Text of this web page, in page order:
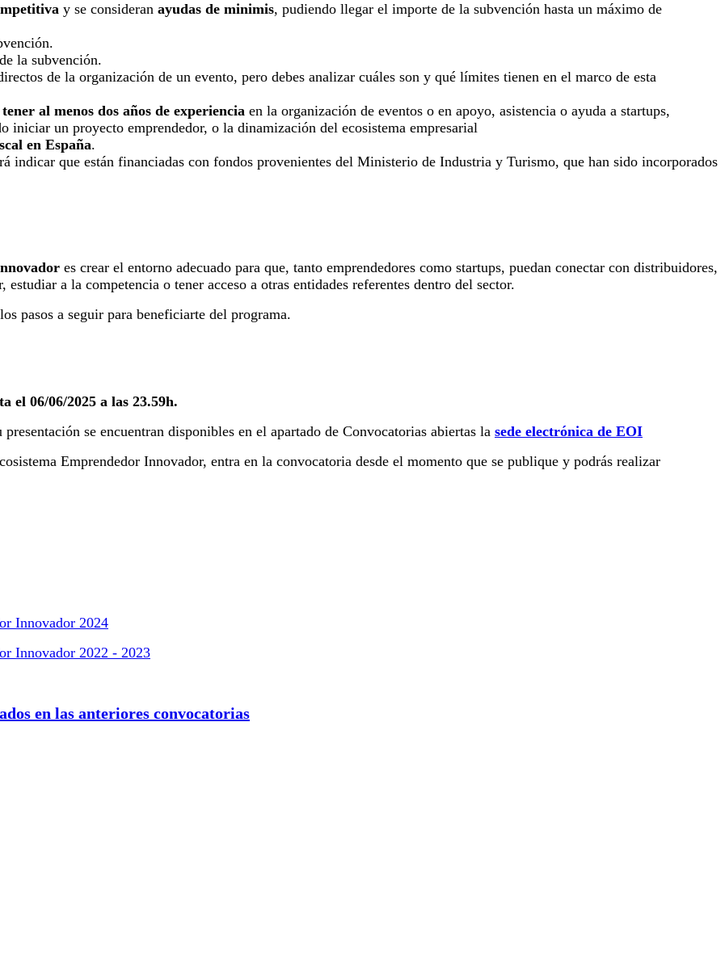
y se consideran ayudas de minimis, pudiendo llegar el importe de la subvención hasta un máximo de
la subvención.
de la organización de un evento, pero debes analizar cuáles son y qué límites tienen en el marco de esta
al menos dos años de experiencia en la organización de eventos o en apoyo, asistencia o ayuda a startups,
iniciar un proyecto emprendedor, o la dinamización del ecosistema empresarial
en España.
indicar que están financiadas con fondos provenientes del Ministerio de Industria y Turismo, que han sido incorporados
es crear el entorno adecuado para que, tanto emprendedores como startups, puedan conectar con distribuidores,
a la competencia o tener acceso a otras entidades referentes dentro del sector.
pasos a seguir para beneficiarte del programa.
el 06/06/2025 a las 23.59h.
se encuentran disponibles en el apartado de Convocatorias abiertas la sede electrónica de EOI
Emprendedor Innovador, entra en la convocatoria desde el momento que se publique y podrás realizar
Innovador 2024
Innovador 2022 - 2023
en las anteriores convocatorias